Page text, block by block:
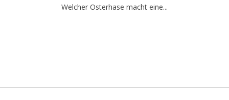
Welcher Osterhase macht eine...